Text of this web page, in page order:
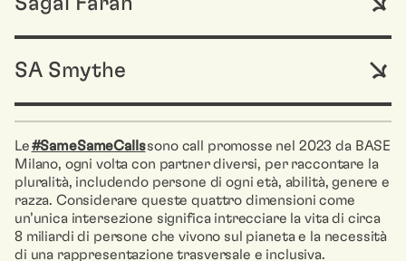
SA Smythe
Le#SameSameCallssono call promosse nel 2023 da BASE
Milano, ogni volta con partner diversi, per raccontare la
pluralità, includendo persone di ogni età, abilità, genere e
razza. Considerare queste quattro dimensioni come
un’unica intersezione significa intrecciare la vita di circa
8 miliardi di persone che vivono sul pianeta e la necessità
di una rappresentazione trasversale e inclusiva.